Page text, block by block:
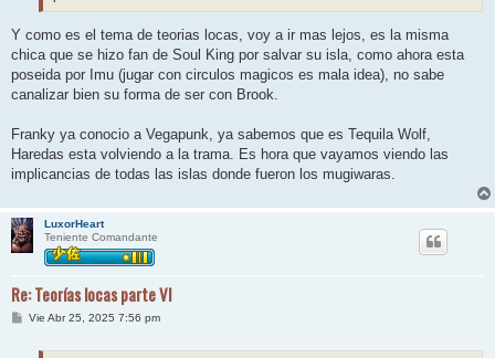
Y como es el tema de teorias locas, voy a ir mas lejos, es la misma
chica que se hizo fan de Soul King por salvar su isla, como ahora esta
poseida por Imu (jugar con circulos magicos es mala idea), no sabe
canalizar bien su forma de ser con Brook.
Franky ya conocio a Vegapunk, ya sabemos que es Tequila Wolf,
Haredas esta volviendo a la trama. Es hora que vayamos viendo las
implicancias de todas las islas donde fueron los mugiwaras.
LuxorHeart
Teniente Comandante
Re: Teorías locas parte VI
MVie Abr 25, 2025 7:56 pm